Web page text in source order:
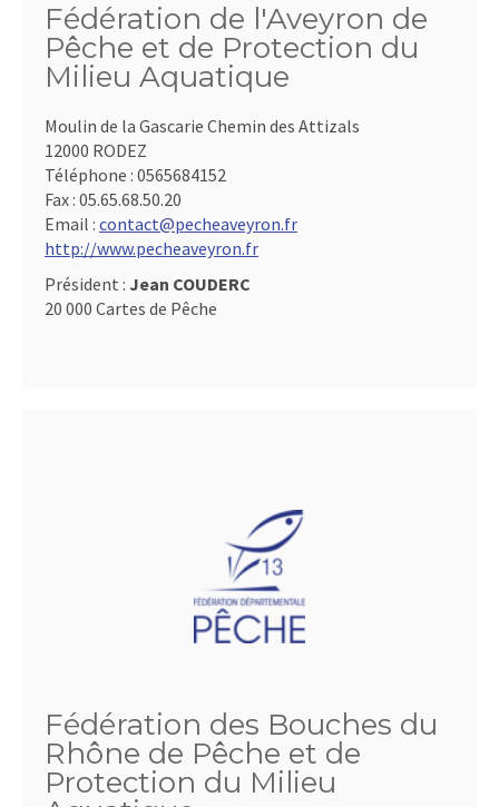
Fédération de l'Aveyron de
Pêche et de Protection du
Milieu Aquatique
Moulin de la Gascarie Chemin des Attizals
12000 RODEZ
Téléphone : 0565684152
Fax : 05.65.68.50.20
Email : contact@pecheaveyron.fr
http://www.pecheaveyron.fr
Président : Jean COUDERC
20 000 Cartes de Pêche
Fédération des Bouches du
Rhône de Pêche et de
Protection du Milieu